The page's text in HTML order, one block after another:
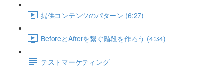
提供コンテンツのパターン (6:27)
BeforeとAfterを繋ぐ階段を作ろう (4:34)
テストマーケティング